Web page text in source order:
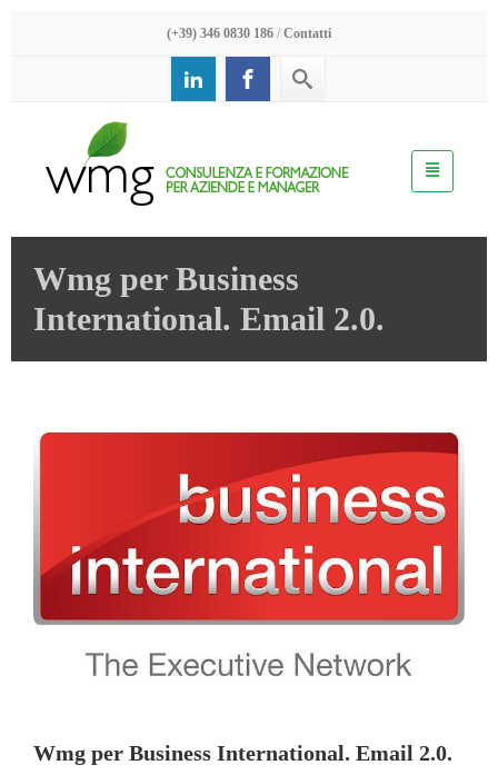
(+39) 346 0830 186 / Contatti
Wmg per Business
International. Email 2.0.
Wmg per Business International. Email 2.0.